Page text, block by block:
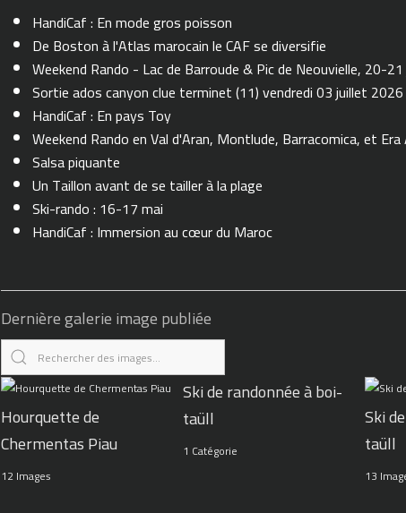
HandiCaf : En mode gros poisson
De Boston à l'Atlas marocain le CAF se diversifie
Weekend Rando - Lac de Barroude & Pic de Neouvielle, 20-
Sortie ados canyon clue terminet (11) vendredi 03 juillet 2026
HandiCaf : En pays Toy
Weekend Rando en Val d'Aran, Montlude, Barracomica, et
Salsa piquante
Un Taillon avant de se tailler à la plage
Ski-rando : 16-17 mai
HandiCaf : Immersion au cœur du Maroc
Dernière galerie image publiée
Hourquette de
Chermentas Piau
12 Images
Ski de randonnée à boi-
taüll
1 Catégorie
Ski
taüll
13